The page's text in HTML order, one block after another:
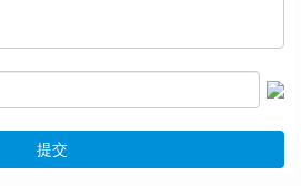
提交